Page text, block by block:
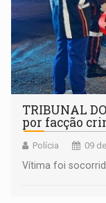
TRIBUNAL
por facção
Polícia 09
Vítima foi